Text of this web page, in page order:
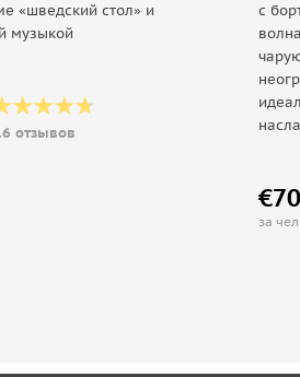
«шведский стол» и
музыкой
отзывов
с
за